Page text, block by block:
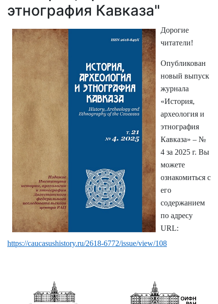
этнография Кавказа"
Дорогие
читатели!
Опубликован
новый выпуск
журнала
«История,
археология и
этнография
Кавказа» – №
4 за 2025 г. Вы
можете
ознакомиться с
его
содержанием
по адресу
URL:
https://caucasushistory.ru/2618-6772/issue/view/108